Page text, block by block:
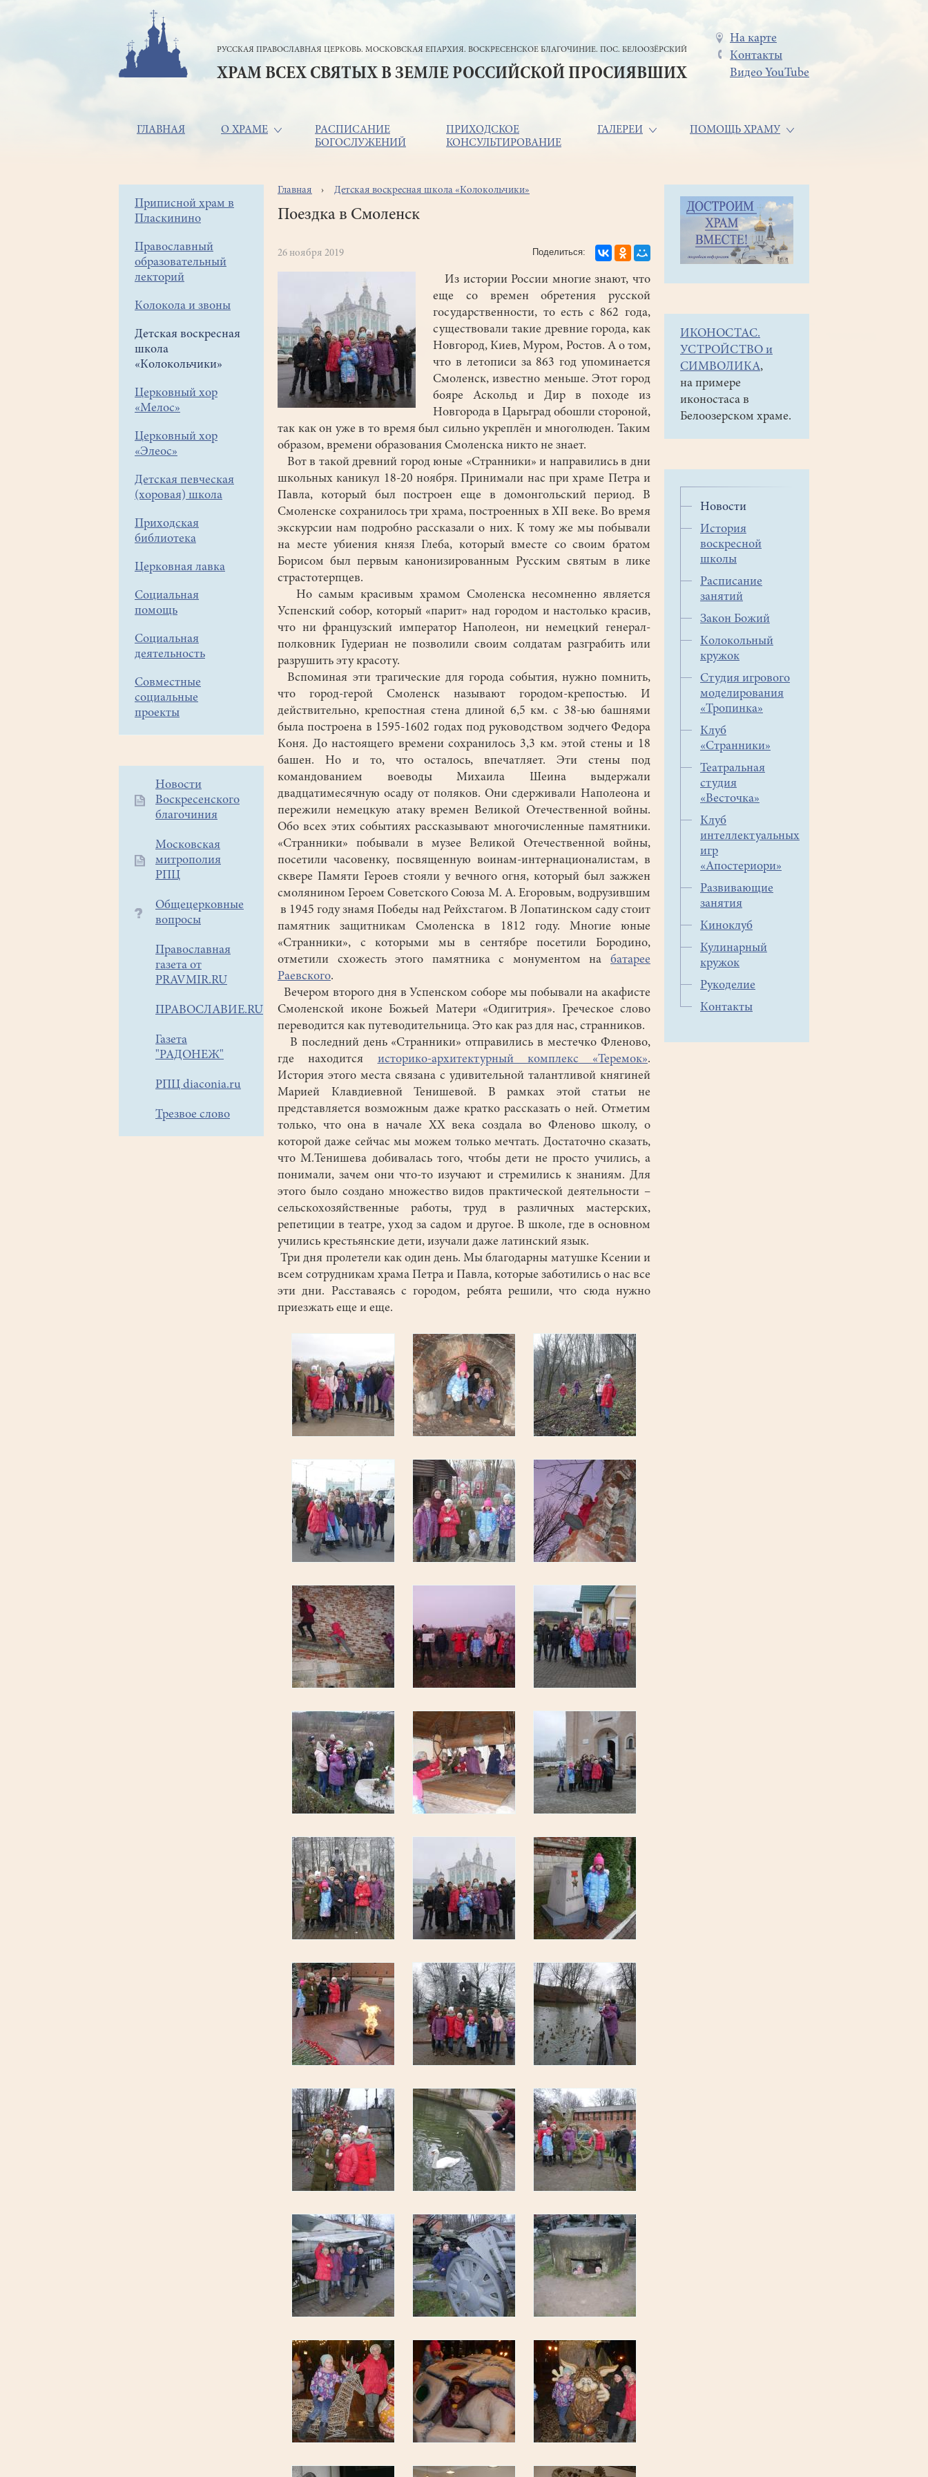
РУССКАЯ ПРАВОСЛАВНАЯ ЦЕРКОВЬ. МОСКОВСКАЯ ЕПАРХИЯ. ВОСКРЕСЕНСКОЕ БЛАГОЧИНИЕ. ПОС. БЕЛООЗЁРСКИЙ
ХРАМ ВСЕХ СВЯТЫХ В ЗЕМЛЕ РОССИЙСКОЙ ПРОСИЯВШИХ
Меню
в
На карте
Контакты
Видео YouTube
Основная
ГЛАВНАЯ О ХРАМЕ
РАСПИСАНИЕ
БОГОСЛУЖЕНИЙ
ПРИХОДСКОЕ
КОНСУЛЬТИРОВАНИЕ
ГАЛЕРЕИ ПОМОЩЬ ХРАМУ
Боковое
меню
Приписной храм в
Пласкинино
Православный
образовательный
лекторий
Колокола и звоны
Детская воскресная
школа
«Колокольчики»
Церковный хор
«Мелос»
Церковный хор
«Элеос»
Детская певческая
(хоровая) школа
Приходская
библиотека
Церковная лавка
Социальная
помощь
Социальная
деятельность
Совместные
социальные
проекты
Дополнительное
меню
Новости
Воскресенского
благочиния
Московская
митрополия
РПЦ
Общецерковные
вопросы
Православная
газета от
PRAVMIR.RU
ПРАВОСЛАВИЕ.RU
Газета
"РАДОНЕЖ"
РПЦ diaconia.ru
Трезвое слово
Строка
навигации
Главная Детская воскресная школа «Колокольчики»
Поездка в Смоленск
26 ноября 2019
Из истории России многие знают, что
еще со времен обретения русской
государственности, то есть с 862 года,
существовали такие древние города, как
Новгород, Киев, Муром, Ростов. А о том,
что в летописи за 863 год упоминается
Смоленск, известно меньше. Этот город
бояре Аскольд и Дир в походе из
Новгорода в Царьград обошли стороной,
так как он уже в то время был сильно укреплён и многолюден. Таким
образом, времени образования Смоленска никто не знает.
Вот в такой древний город юные «Странники» и направились в дни
школьных каникул 18-20 ноября. Принимали нас при храме Петра и
Павла, который был построен еще в домонгольский период. В
Смоленске сохранилось три храма, построенных в XII веке. Во время
экскурсии нам подробно рассказали о них. К тому же мы побывали
на месте убиения князя Глеба, который вместе со своим братом
Борисом был первым канонизированным Русским святым в лике
страстотерпцев.
Но самым красивым храмом Смоленска несомненно является
Успенский собор, который «парит» над городом и настолько красив,
что ни французский император Наполеон, ни немецкий генерал-
полковник Гудериан не позволили своим солдатам разграбить или
разрушить эту красоту.
Вспоминая эти трагические для города события, нужно помнить,
что город-герой Смоленск называют городом-крепостью. И
действительно, крепостная стена длиной 6,5 км. с 38-ью башнями
была построена в 1595-1602 годах под руководством зодчего Федора
Коня. До настоящего времени сохранилось 3,3 км. этой стены и 18
башен. Но и то, что осталось, впечатляет. Эти стены под
командованием воеводы Михаила Шеина выдержали
двадцатимесячную осаду от поляков. Они сдерживали Наполеона и
пережили немецкую атаку времен Великой Отечественной войны.
Обо всех этих событиях рассказывают многочисленные памятники.
«Странники» побывали в музее Великой Отечественной войны,
посетили часовенку, посвященную воинам-интернационалистам, в
сквере Памяти Героев стояли у вечного огня, который был зажжен
смолянином Героем Советского Союза М. А. Егоровым, водрузившим
в 1945 году знамя Победы над Рейхстагом. В Лопатинском саду стоит
памятник защитникам Смоленска в 1812 году. Многие юные
«Странники», с которыми мы в сентябре посетили Бородино,
отметили схожесть этого памятника с монументом на батарее
Раевского.
Вечером второго дня в Успенском соборе мы побывали на акафисте
Смоленской иконе Божьей Матери «Одигитрия». Греческое слово
переводится как путеводительница. Это как раз для нас, странников.
В последний день «Странники» отправились в местечко Фленово,
где находится историко-архитектурный комплекс «Теремок».
История этого места связана с удивительной талантливой княгиней
Марией Клавдиевной Тенишевой. В рамках этой статьи не
представляется возможным даже кратко рассказать о ней. Отметим
только, что она в начале XX века создала во Фленово школу, о
которой даже сейчас мы можем только мечтать. Достаточно сказать,
что М.Тенишева добивалась того, чтобы дети не просто учились, а
понимали, зачем они что-то изучают и стремились к знаниям. Для
этого было создано множество видов практической деятельности –
сельскохозяйственные работы, труд в различных мастерских,
репетиции в театре, уход за садом и другое. В школе, где в основном
учились крестьянские дети, изучали даже латинский язык.
Три дня пролетели как один день. Мы благодарны матушке Ксении и
всем сотрудникам храма Петра и Павла, которые заботились о нас все
эти дни. Расставаясь с городом, ребята решили, что сюда нужно
приезжать еще и еще.
ИКОНОСТАС.
УСТРОЙСТВО и
СИМВОЛИКА,
на примере
иконостаса в
Белоозерском храме.
Новости
История
воскресной
школы
Расписание
занятий
Закон Божий
Колокольный
кружок
Студия игрового
моделирования
«Тропинка»
Клуб
«Странники»
Театральная
студия
«Весточка»
Клуб
интеллектуальных
игр
«Апостериори»
Развивающие
занятия
Киноклуб
Кулинарный
кружок
Рукоделие
Контакты